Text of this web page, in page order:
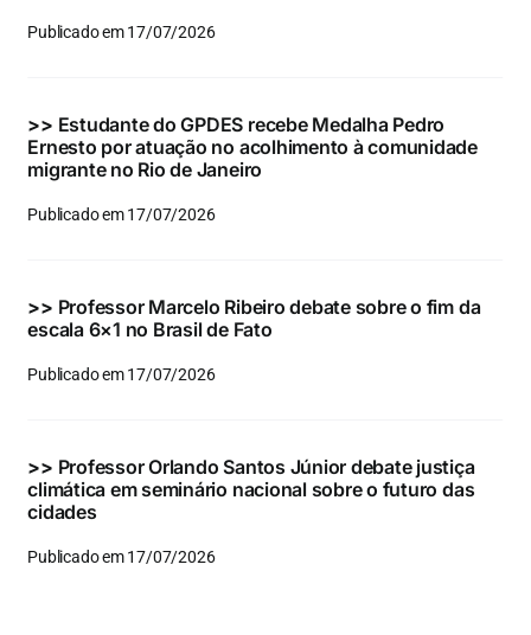
para:
Publicado em 17/07/2026
>> Estudante do GPDES recebe Medalha Pedro
Ernesto por atuação no acolhimento à comunidade
migrante no Rio de Janeiro
Publicado em 17/07/2026
>> Professor Marcelo Ribeiro debate sobre o fim da
escala 6×1 no Brasil de Fato
Publicado em 17/07/2026
>> Professor Orlando Santos Júnior debate justiça
climática em seminário nacional sobre o futuro das
cidades
Publicado em 17/07/2026